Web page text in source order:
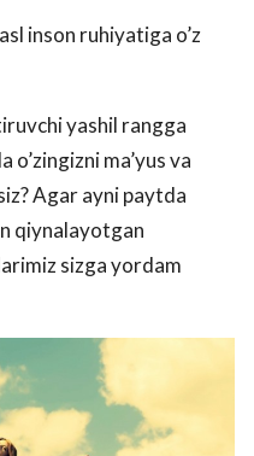
inson ruhiyatiga o’z
yashil rangga
ma’yus va
Agar ayni paytda
qiynalayotgan
sizga yordam